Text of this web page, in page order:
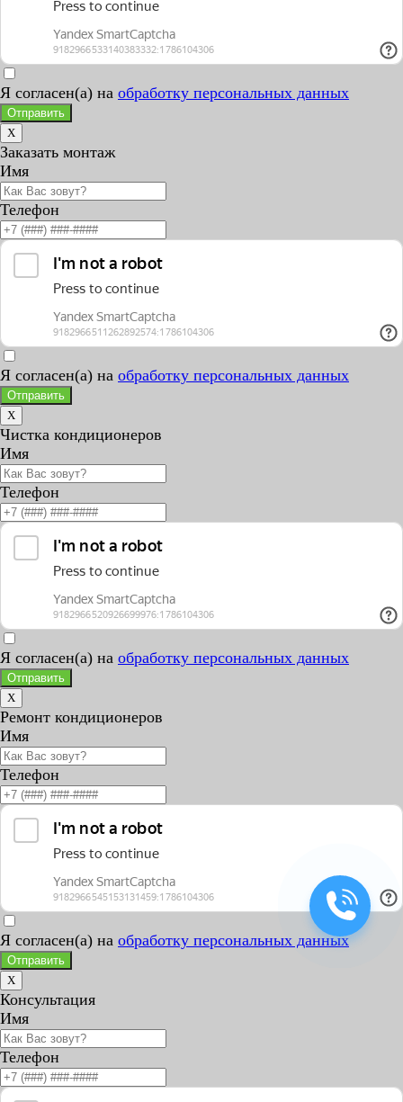
Я согласен(а) на обработку персональных данных
Отправить
X
Заказать монтаж
Имя
Телефон
Я согласен(а) на обработку персональных данных
Отправить
X
Чистка кондиционеров
Имя
Телефон
Я согласен(а) на обработку персональных данных
Отправить
X
Ремонт кондиционеров
Имя
Телефон
Я согласен(а) на обработку персональных данных
Отправить
X
Консультация
Имя
Телефон